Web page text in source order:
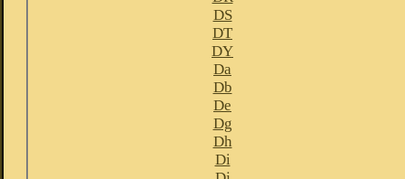
DS
DT
DY
Da
Db
De
Dg
Dh
Di